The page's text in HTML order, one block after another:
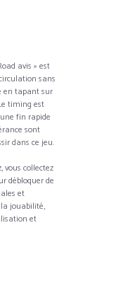
avis » est
sans
en tapant sur
timing est
fin rapide
sont
dans ce jeu.
vous collectez
débloquer de
et
jouabilité,
et